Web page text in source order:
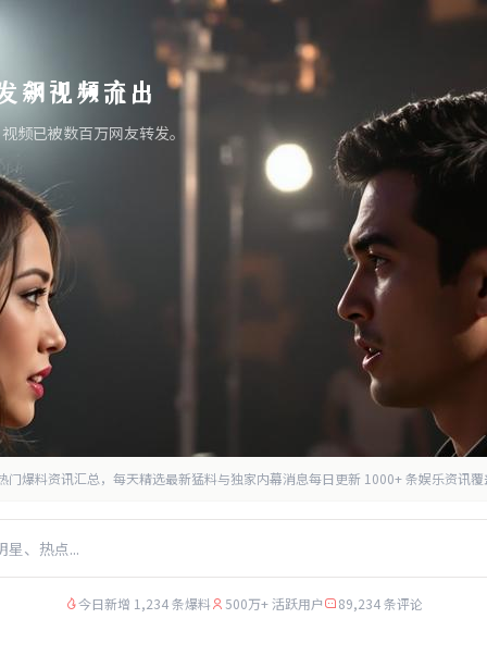
飙视频流出
频已被数百万网友转发。
门爆料资讯汇总，每天精选最新猛料与独家内幕消息每日更新 1000+ 条娱乐资讯覆
今日新增 1,234 条爆料 500万+ 活跃用户 89,234 条评论